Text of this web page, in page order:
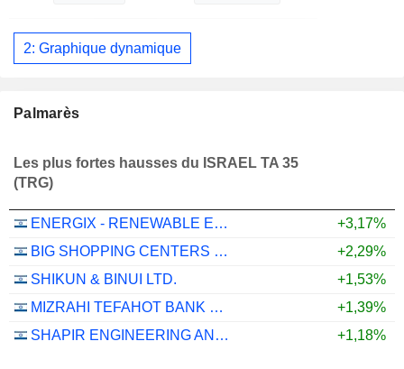
2: Graphique dynamique
Palmarès
Les plus fortes hausses du ISRAEL TA 35
(TRG)
ENERGIX - RENEWABLE ENERGIES LTD.
+3,17%
BIG SHOPPING CENTERS LTD
+2,29%
SHIKUN & BINUI LTD.
+1,53%
MIZRAHI TEFAHOT BANK LTD.
+1,39%
SHAPIR ENGINEERING AND INDUSTRY LTD
+1,18%